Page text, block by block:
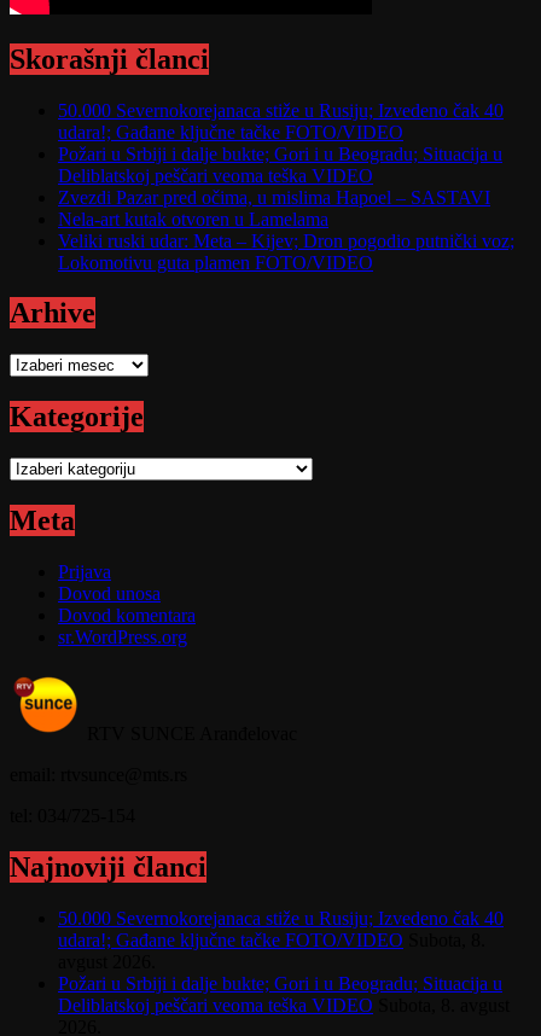
Skorašnji članci
50.000 Severnokorejanaca stiže u Rusiju; Izvedeno čak 40
udara!; Gađane ključne tačke FOTO/VIDEO
Požari u Srbiji i dalje bukte; Gori i u Beogradu; Situacija u
Deliblatskoj peščari veoma teška VIDEO
Zvezdi Pazar pred očima, u mislima Hapoel – SASTAVI
Nela-art kutak otvoren u Lamelama
Veliki ruski udar: Meta – Kijev; Dron pogodio putnički voz;
Lokomotivu guta plamen FOTO/VIDEO
Arhive
Arhive
Kategorije
Kategorije
Meta
Prijava
Dovod unosa
Dovod komentara
sr.WordPress.org
Najnoviji članci
50.000 Severnokorejanaca stiže u Rusiju; Izvedeno čak 40
udara!; Gađane ključne tačke FOTO/VIDEO
Požari u Srbiji i dalje bukte; Gori i u Beogradu; Situacija u
Deliblatskoj peščari veoma teška VIDEO